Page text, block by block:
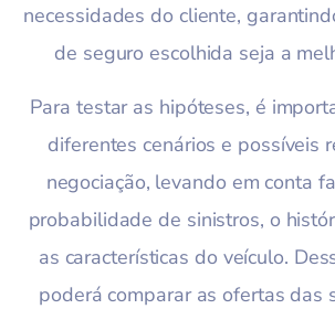
necessidades do cliente,
de seguro escolhida seja a
Para testar as hipóteses, é
diferentes cenários e possíveis
negociação, levando em conta
probabilidade de sinistros, o
as características do veículo.
poderá comparar as ofertas das